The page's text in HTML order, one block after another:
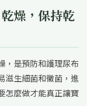
燥，保持乾
，是預防和護理尿布
滋生細菌和黴菌，進
怎麼做才能真正讓寶